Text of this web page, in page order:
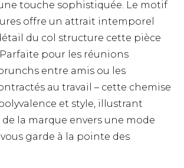
touche sophistiquée. Le motif
offre un attrait intemporel
du col structure cette pièce
pour les réunions
entre amis ou les
au travail – cette chemise
et style, illustrant
la marque envers une mode
garde à la pointe des